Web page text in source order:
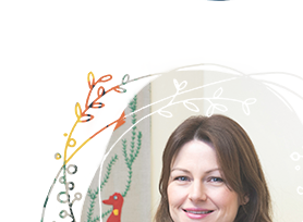
Nathalie Pesau-Fossler